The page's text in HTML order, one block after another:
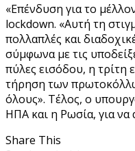
«Επένδυση για το
lockdown. «Αυτή τη
πολλαπλές και
σύμφωνα με τις
πύλες εισόδου, η τρίτη
τήρηση των
όλους». Τέλος, ο
ΗΠΑ και η Ρωσία, για να
Share This